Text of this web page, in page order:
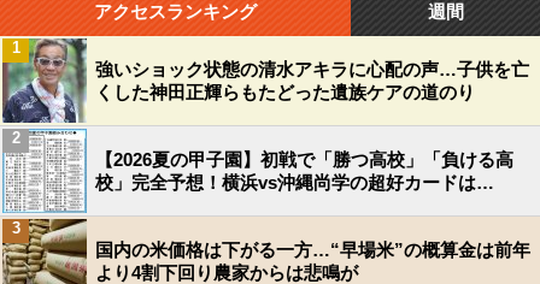
アクセスランキング 週間
強いショック状態の清水アキラに心配の声…子供を亡
くした神田正輝らもたどった遺族ケアの道のり
1
【2026夏の甲子園】初戦で「勝つ高校」「負ける高
校」完全予想！横浜vs沖縄尚学の超好カードは…
2
国内の米価格は下がる一方…“早場米”の概算金は前年
より4割下回り農家からは悲鳴が
3